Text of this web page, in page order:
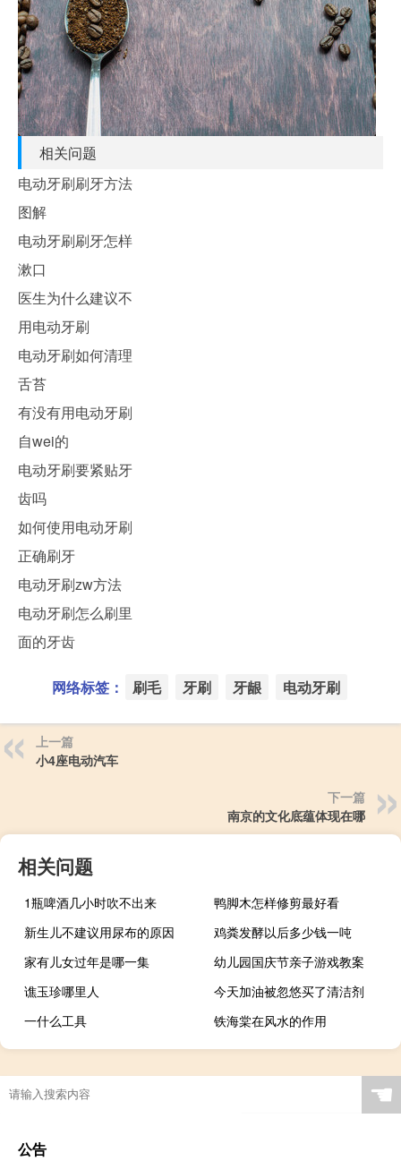
相关问题
电动牙刷刷牙方法
图解
电动牙刷刷牙怎样
漱口
医生为什么建议不
用电动牙刷
电动牙刷如何清理
舌苔
有没有用电动牙刷
自wei的
电动牙刷要紧贴牙
齿吗
如何使用电动牙刷
正确刷牙
电动牙刷zw方法
电动牙刷怎么刷里
面的牙齿
网络标签： 刷毛 牙刷 牙龈 电动牙刷
上一篇
小4座电动汽车
下一篇
南京的文化底蕴体现在哪
相关问题
1瓶啤酒几小时吹不出来
鸭脚木怎样修剪最好看
新生儿不建议用尿布的原因
鸡粪发酵以后多少钱一吨
家有儿女过年是哪一集
幼儿园国庆节亲子游戏教案
谯玉珍哪里人
今天加油被忽悠买了清洁剂
一什么工具
铁海棠在风水的作用
☚
公告